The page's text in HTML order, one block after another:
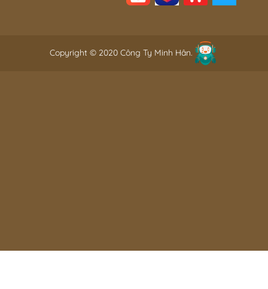
Copyright © 2020 Công Ty Minh Hân.